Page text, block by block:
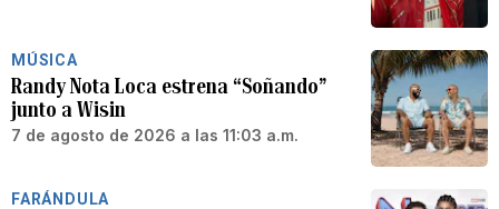
MÚSICA
Randy Nota Loca estrena “Soñando”
junto a Wisin
7 de agosto de 2026 a las 11:03 a.m.
FARÁNDULA